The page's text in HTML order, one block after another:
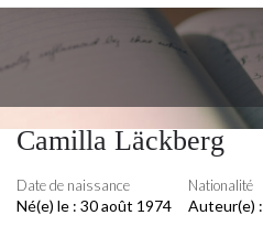
Camilla Läckberg
Date de naissance
Né(e) le : 30 août 1974
Nationalité
Auteur(e) :